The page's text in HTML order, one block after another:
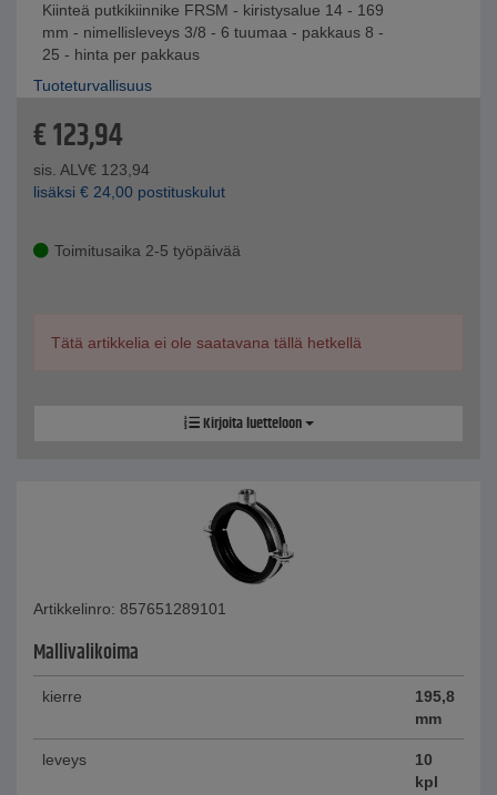
Kiinteä putkikiinnike FRSM - kiristysalue 14 - 169
mm - nimellisleveys 3/8 - 6 tuumaa - pakkaus 8 -
25 - hinta per pakkaus
Tuoteturvallisuus
€123,94
sis. ALV€ 123,94
lisäksi € 24,00 postituskulut
Toimitusaika 2-5 työpäivää
Tätä artikkelia ei ole saatavana tällä hetkellä
Kirjoita luetteloon
Artikkelinro: 857651289101
Mallivalikoima
kierre
195,8
mm
leveys
10
kpl